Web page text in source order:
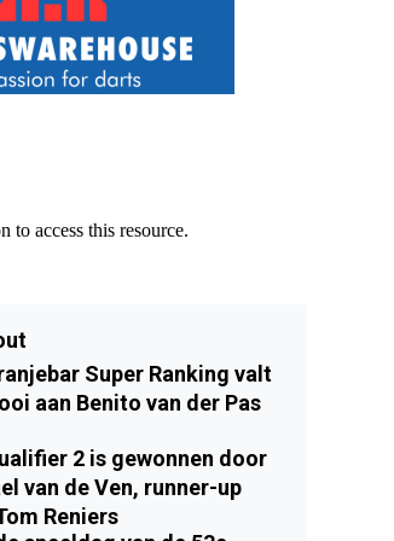
Super Ranking valt
aan Benito van der Pas
2 is gewonnen door
van de Ven, runner-up
Reniers